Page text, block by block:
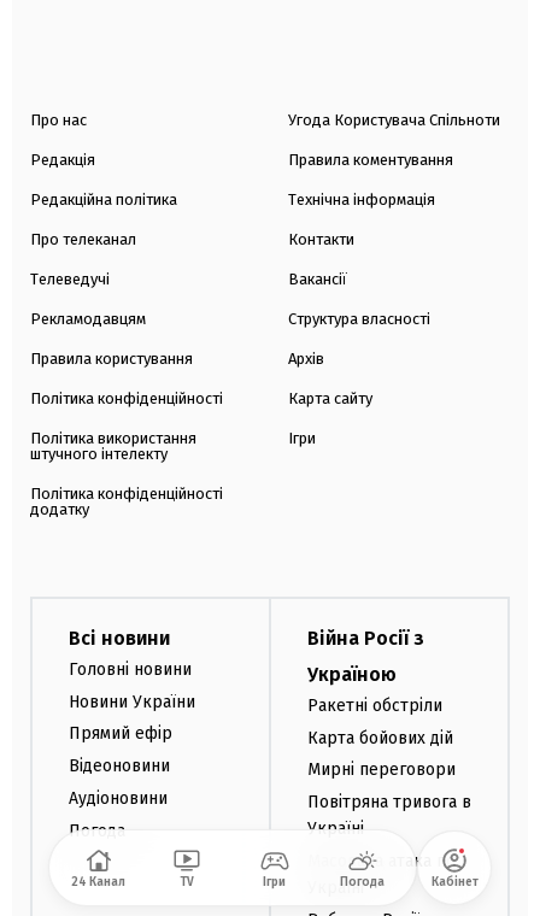
Про нас
Редакція
Редакційна політика
Про телеканал
Телеведучі
Рекламодавцям
Правила користування
Політика конфіденційності
Політика використання
штучного інтелекту
Політика конфіденційності
додатку
Угода Користувача Спільноти
Правила коментування
Технічна інформація
Контакти
Вакансії
Структура власності
Архів
Карта сайту
Ігри
Всі новини
Головні новини
Новини України
Прямий ефір
Відеоновини
Аудіоновини
Погода
Війна Росії з
Україною
Ракетні обстріли
Карта бойових дій
Мирні переговори
Повітряна тривога в
Україні
Масована атака по
Україні
24 Канал TV Ігри Погода Кабінет